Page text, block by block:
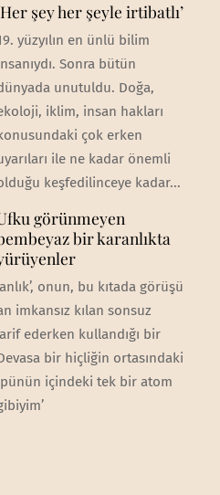
şey her şeyle irtibatlı’
yüzyılın en ünlü bilim
Sonra bütün
unutuldu. Doğa,
iklim, insan hakları
çok erken
ile ne kadar önemli
keşfedilinceye kadar...
görünmeyen
bir karanlıkta
onun, bu kıtada görüşü
imkansız kılan sonsuz
ederken kullandığı bir
bir hiçliğin ortasındaki
içindeki tek bir atom